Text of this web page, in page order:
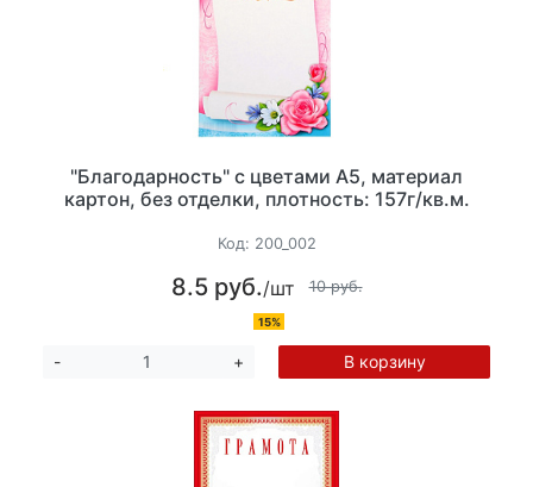
"Благодарность" с цветами А5, материал
картон, без отделки, плотность: 157г/кв.м.
Код: 200_002
8.5 руб./шт 10 руб.
15%
- + В корзину